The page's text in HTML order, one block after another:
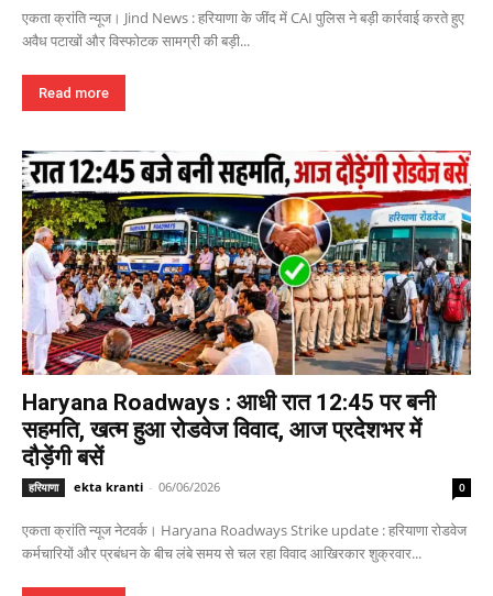
एकता क्रांति न्यूज। Jind News : हरियाणा के जींद में CAI पुलिस ने बड़ी कार्रवाई करते हुए
अवैध पटाखों और विस्फोटक सामग्री की बड़ी...
Read more
Haryana Roadways : आधी रात 12:45 पर बनी
सहमति, खत्म हुआ रोडवेज विवाद, आज प्रदेशभर में
दौड़ेंगी बसें
हरियाणा ekta kranti - 06/06/2026 0
एकता क्रांति न्यूज नेटवर्क। Haryana Roadways Strike update : हरियाणा रोडवेज
कर्मचारियों और प्रबंधन के बीच लंबे समय से चल रहा विवाद आखिरकार शुक्रवार...